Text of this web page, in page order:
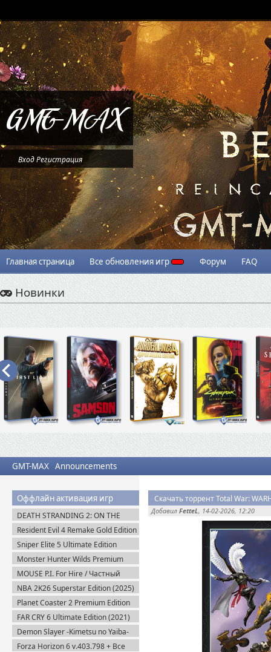
ВходРегистрация
Главная страница Все обновления игр Форум FAQ
Новинки
GMT-MAX Announcements
Оффлайн активация игр
DEATH STRANDING 2: ON THE
BEACH на PC / ПК v.1.10.89.0
(2026) Пиратка
Resident Evil 4 Remake Gold Edition
+ Separate Ways (2023) Пиратка
Sniper Elite 5 Ultimate Edition
(2022) Steam-Rip
Monster Hunter Wilds Premium
Edition (2025) Steam-Rip
MOUSE P.I. For Hire / Частный
детектив МАУС v.1.2.2 (2026)
Пиратка
NBA 2K26 Superstar Edition (2025)
Steam-Rip
Planet Coaster 2 Premium Edition
(2024) Steam-Rip
FAR CRY 6 Ultimate Edition (2021)
Uplay-Rip
Demon Slayer -Kimetsu no Yaiba-
The Hinokami Chronicles (2021)
Forza Horizon 6 v.403.798 + Все
Скачать торрент Total War:
Добавил FetteL, 14-02-2026, 12:20